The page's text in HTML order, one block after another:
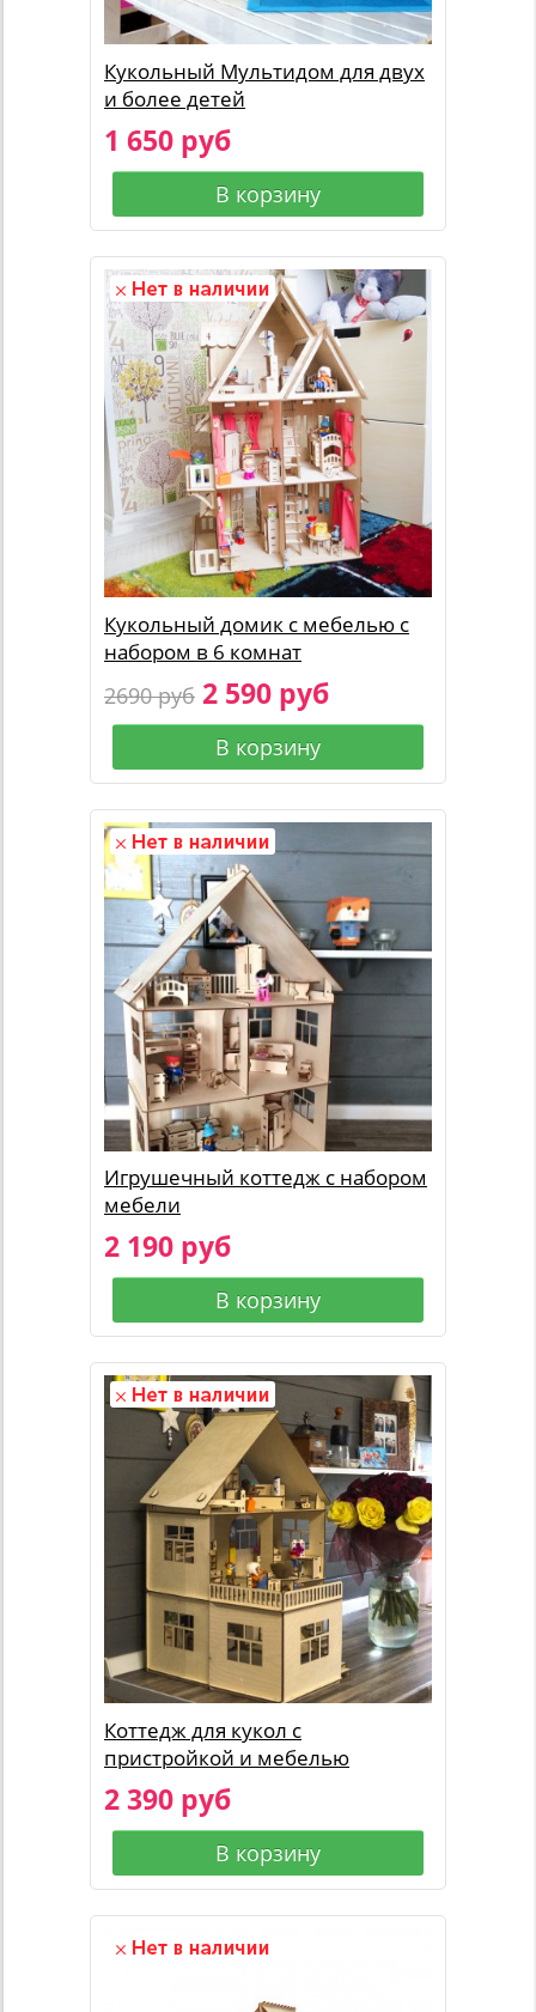
Кукольный Мультидом для двух
и более детей
1 650 руб
В корзину
Кукольный домик с мебелью с
набором в 6 комнат
2690 руб 2 590 руб
В корзину
Игрушечный коттедж с набором
мебели
2 190 руб
В корзину
Коттедж для кукол с
пристройкой и мебелью
2 390 руб
В корзину